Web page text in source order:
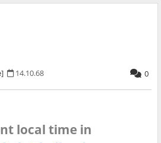
14.10.68 0
local time in